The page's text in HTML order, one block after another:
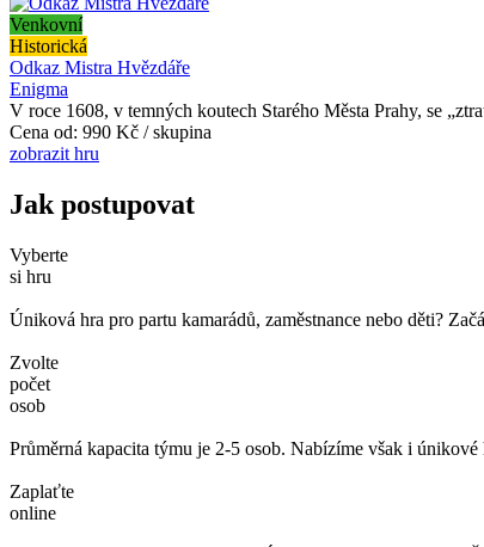
Venkovní
Historická
Odkaz Mistra Hvězdáře
Enigma
V roce 1608, v temných koutech Starého Města Prahy, se
Cena od: 990 Kč / skupina
zobrazit hru
Jak postupovat
Vyberte
si hru
Úniková hra pro partu kamarádů, zaměstnance nebo děti?
Zvolte
počet
osob
Průměrná kapacita týmu je 2-5 osob. Nabízíme však i
Zaplaťte
online